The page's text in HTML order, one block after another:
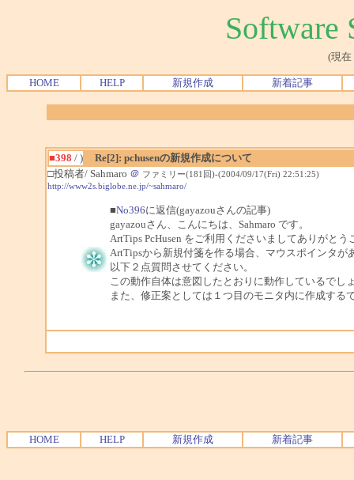
Software
(現在
HOME HELP 新規作成 新着記事
■398 / )
Re[2]: pchusenの新規作成について
□投稿者/ Sahmaro ＠ ファミリー(181回)-(2004/09/17(Fri) 22:51:25)
http://www2s.biglobe.ne.jp/~sahmaro/
■No396に返信(gayazouさんの記事)
gayazouさん、こんにちは、Sahmaro です。
ArtTips PcHusen をご利用くださいましてありがとう
ArtTipsから新規付箋を作る場合、マウスポインタが
以下２点質問させてください。
この動作自体は意図したとおりに動作しているでし
また、修正案としては１つ目のモニタ内に作成する
HOME HELP 新規作成 新着記事